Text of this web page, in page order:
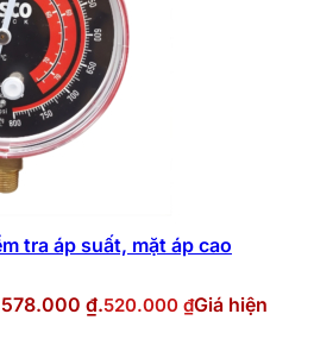
tra áp suất, mặt áp cao
₫.520.000 ₫Giá hiện